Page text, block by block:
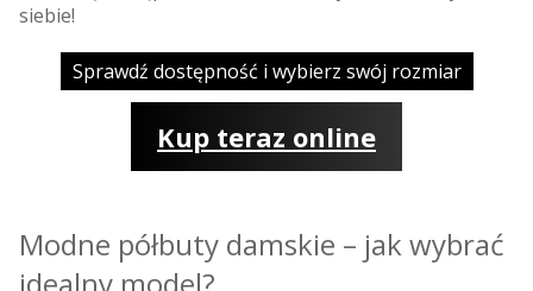
siebie!
Sprawdź dostępność i wybierz swój rozmiar
Kup teraz online
Modne półbuty damskie – jak wybrać
idealny model?